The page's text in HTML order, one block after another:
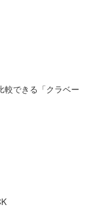
較できる「クラベー